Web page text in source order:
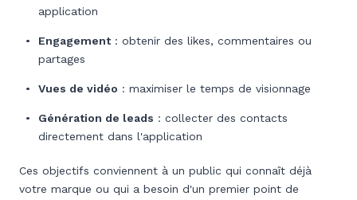
application
Engagement: obtenir des likes, commentaires ou
partages
Vues de vidéo : maximiser le temps de visionnage
Génération de leads : collecter des contacts
directement dans l'application
Ces objectifs conviennent à un public qui connaît déjà
votre marque ou qui a besoin d'un premier point de